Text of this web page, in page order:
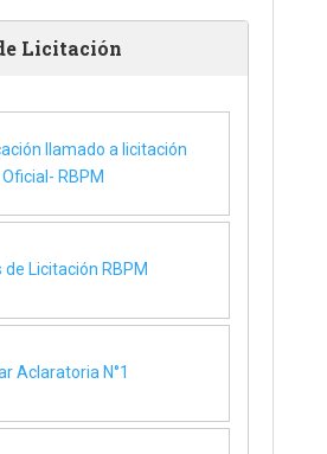
Licitación
llamado a licitación
RBPM
de Licitación RBPM
Aclaratoria N°1